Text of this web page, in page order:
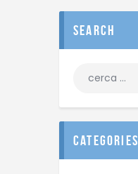
search
categories